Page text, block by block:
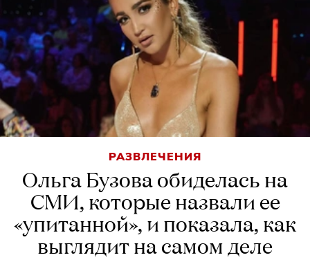
РАЗВЛЕЧЕНИЯ
Ольга Бузова обиделась на
СМИ, которые назвали ее
«упитанной», и показала, как
выглядит на самом деле